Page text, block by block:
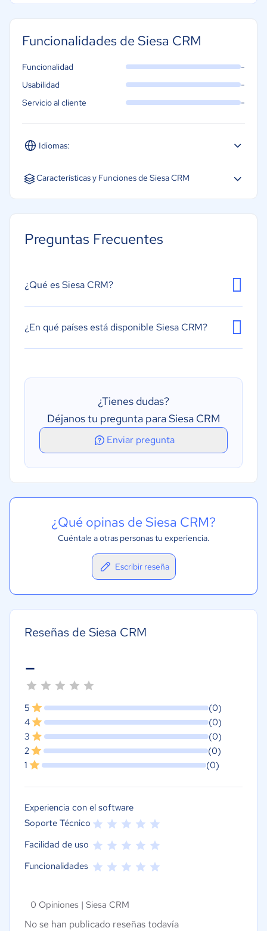
Funcionalidades de Siesa CRM
Idiomas:
Español Inglés
Funcionalidad -
Usabilidad -
Servicio al cliente -
Características y Funciones de Siesa CRM
Integración de automatización de marketing
Evaluación de clientes potenciales
Presupuestos y ofertas
Preguntas Frecuentes
¿Qué es Siesa CRM?
¿En qué países está disponible Siesa CRM?
¿Tienes dudas?
Déjanos tu pregunta para Siesa CRM
Enviar pregunta
¿Qué opinas de Siesa CRM?
Cuéntale a otras personas tu experiencia.
Escribir reseña
Reseñas de Siesa CRM
-
5
(0)
4
(0)
3
(0)
2
(0)
1
(0)
Experiencia con el software
Soporte Técnico
Facilidad de uso
Funcionalidades
0 Opiniones | Siesa CRM
No se han publicado reseñas todavía